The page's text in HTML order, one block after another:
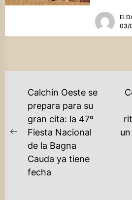
El
03/
NAVEGACIÓN
ENTRADAS
Previous
post:
Calchín Oeste se
prepara para su
gran cita: la 47º
Fiesta Nacional
de la Bagna
Cauda ya tiene
fecha